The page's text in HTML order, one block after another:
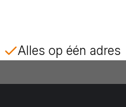
Alles op één adres